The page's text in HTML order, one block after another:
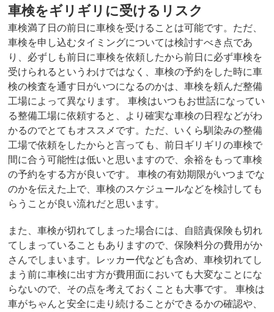
車検をギリギリに受けるリスク
車検満了日の前日に車検を受けることは可能です。ただ、
車検を申し込むタイミングについては検討すべき点であ
り、必ずしも前日に車検を依頼したから前日に必ず車検を
受けられるというわけではなく、車検の予約をした時に車
検の検査を通す日がいつになるのかは、車検を頼んだ整備
工場によって異なります。 車検はいつもお世話になってい
る整備工場に依頼すると、より確実な車検の日程などがわ
かるのでとてもオススメです。ただ、いくら馴染みの整備
工場で依頼をしたからと言っても、前日ギリギリの車検で
間に合う可能性は低いと思いますので、余裕をもって車検
の予約をする方が良いです。 車検の有効期限がいつまでな
のかを伝えた上で、車検のスケジュールなどを検討しても
らうことが良い流れだと思います。
また、車検が切れてしまった場合には、自賠責保険も切れ
てしまっていることもありますので、保険料分の費用がか
さんでしまいます。レッカー代なども含め、車検切れてし
まう前に車検に出す方が費用面においても大変なことにな
らないので、その点を考えておくことも大事です。 車検は
車がちゃんと安全に走り続けることができるかの確認や、